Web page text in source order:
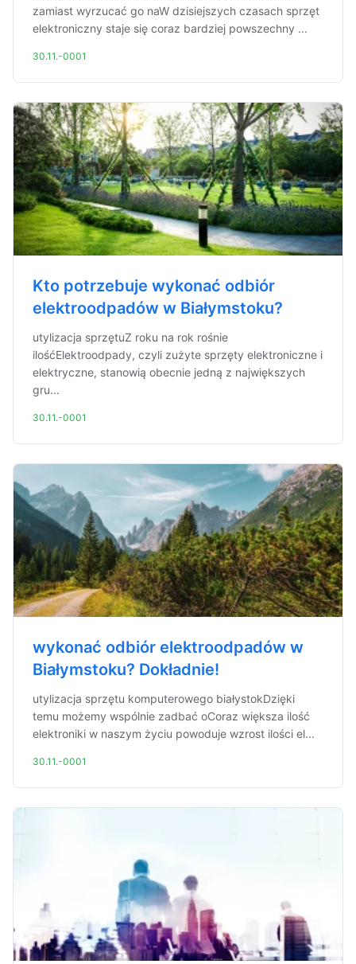
zamiast wyrzucać go naW dzisiejszych czasach sprzęt
elektroniczny staje się coraz bardziej powszechny ...
30.11.-0001
Kto potrzebuje wykonać odbiór
elektroodpadów w Białymstoku?
utylizacja sprzętuZ roku na rok rośnie
ilośćElektroodpady, czyli zużyte sprzęty elektroniczne i
elektryczne, stanowią obecnie jedną z największych
gru...
30.11.-0001
wykonać odbiór elektroodpadów w
Białymstoku? Dokładnie!
utylizacja sprzętu komputerowego białystokDzięki
temu możemy wspólnie zadbać oCoraz większa ilość
elektroniki w naszym życiu powoduje wzrost ilości el...
30.11.-0001